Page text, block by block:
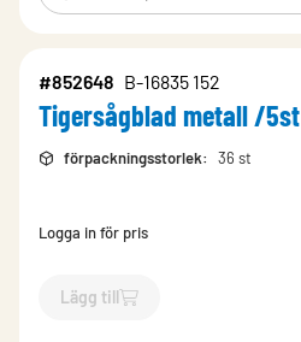
#852648 B-16835 152
Tigersågblad metall /5st
förpackningsstorlek: 36 st
Logga in för pris
Lägg till
`$Lägg till